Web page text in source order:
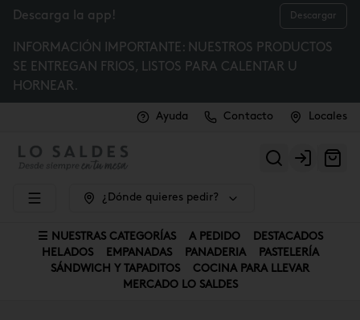
Descarga la app! Descargar
INFORMACIÓN IMPORTANTE: NUESTROS PRODUCTOS
SE ENTREGAN FRIOS, LISTOS PARA CALENTAR U
HORNEAR.
Ayuda Contacto Locales
Login
¿Dónde quieres pedir?
☰ NUESTRAS CATEGORÍAS A PEDIDO
DESTACADOS
HELADOS
EMPANADAS PANADERIA
PASTELERÍA
SÁNDWICH Y TAPADITOS
COCINA PARA LLEVAR
MERCADO LO SALDES